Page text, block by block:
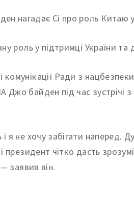
роль у підтримці України
комунікації Ради з
байден під час зустрічі з
я не хочу забігати наперед.
і президент чітко дасть
— заявив він.